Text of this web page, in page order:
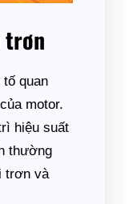
trơn
quan
motor.
hiệu suất
thường
trơn và